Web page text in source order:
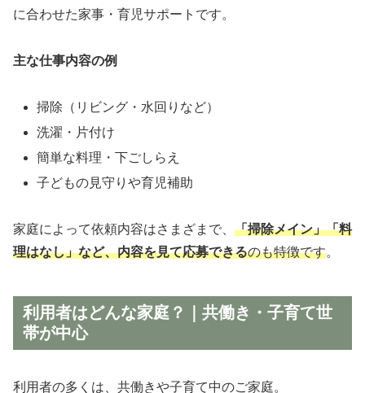
に合わせた家事・育児サポートです。
主な仕事内容の例
掃除（リビング・水回りなど）
洗濯・片付け
簡単な料理・下ごしらえ
子どもの見守りや育児補助
家庭によって依頼内容はさまざまで、 「掃除メイン」「料
理はなし」など、内容を見て応募できるのも特徴です。
利用者はどんな家庭？｜共働き・子育て世
帯が中心
利用者の多くは、共働きや子育て中のご家庭。